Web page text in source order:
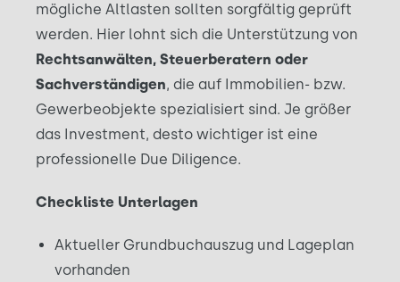
mögliche Altlasten sollten sorgfältig geprüft
werden. Hier lohnt sich die Unterstützung von
Rechtsanwälten, Steuerberatern oder
Sachverständigen, die auf Immobilien- bzw.
Gewerbeobjekte spezialisiert sind. Je größer
das Investment, desto wichtiger ist eine
professionelle Due Diligence.
Checkliste Unterlagen
Aktueller Grundbuchauszug und Lageplan
vorhanden